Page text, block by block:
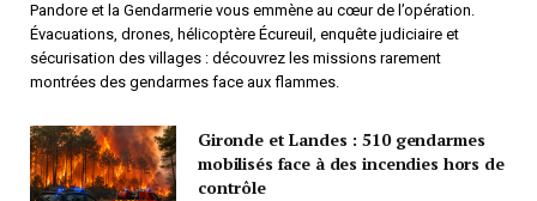
Pandore et la Gendarmerie vous emmène au cœur de l’opération.
Évacuations, drones, hélicoptère Écureuil, enquête judiciaire et
sécurisation des villages : découvrez les missions rarement
montrées des gendarmes face aux flammes.
Gironde et Landes : 510 gendarmes
mobilisés face à des incendies hors de
contrôle